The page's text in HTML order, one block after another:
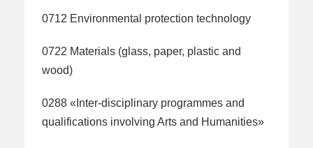
0712 Environmental protection technology
0722 Materials (glass, paper, plastic and
wood)
0288 «Inter-disciplinary programmes and
qualifications involving Arts and Humanities»